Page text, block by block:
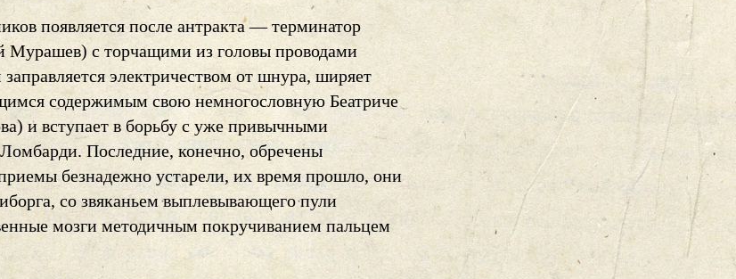
появляется после антракта — терминатор
с торчащими из головы проводами
электричеством от шнура, ширяет
содержимым свою немногословную Беатриче
и вступает в борьбу с уже привычными
Последние, конечно, обречены
безнадежно устарели, их время прошло, они
со звяканьем выплевывающего пули
мозги методичным покручиванием пальцем